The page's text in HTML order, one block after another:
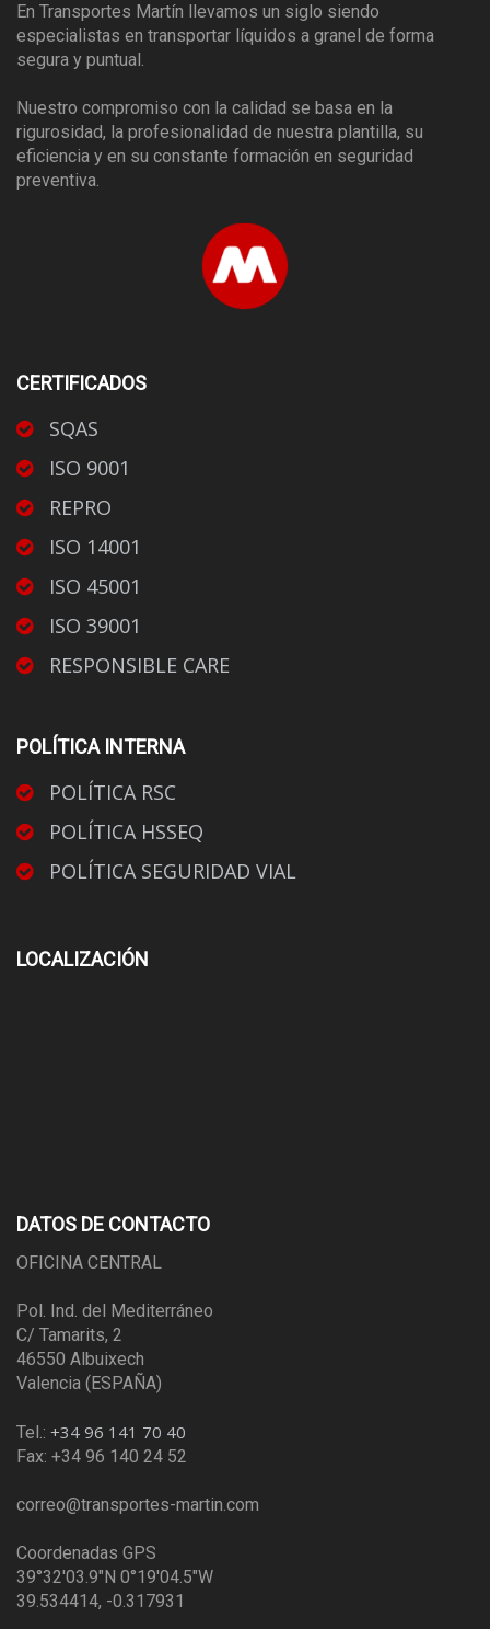
En Transportes Martín llevamos un siglo siendo
especialistas en transportar líquidos a granel de forma
segura y puntual.
Nuestro compromiso con la calidad se basa en la
rigurosidad, la profesionalidad de nuestra plantilla, su
eficiencia y en su constante formación en seguridad
preventiva.
CERTIFICADOS
SQAS
ISO 9001
REPRO
ISO 14001
ISO 45001
ISO 39001
RESPONSIBLE CARE
POLÍTICA INTERNA
POLÍTICA RSC
POLÍTICA HSSEQ
POLÍTICA SEGURIDAD VIAL
LOCALIZACIÓN
DATOS DE CONTACTO
OFICINA CENTRAL
Pol. Ind. del Mediterráneo
C/ Tamarits, 2
46550 Albuixech
Valencia (ESPAÑA)
Tel.: +34 96 141 70 40
Fax: +34 96 140 24 52
correo@transportes-martin.com
Coordenadas GPS
39°32'03.9"N 0°19'04.5"W
39.534414, -0.317931